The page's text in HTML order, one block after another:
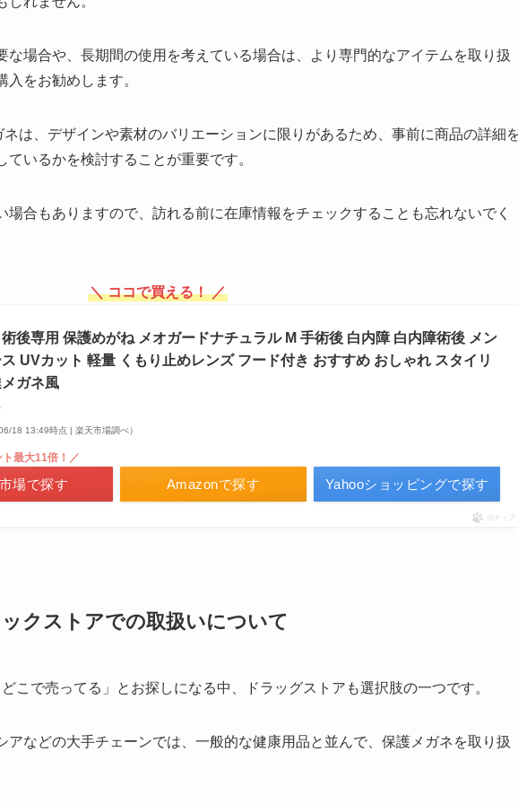
な場合や、長期間の使用を考えている場合は、より専門的なアイテムを取り扱
をお勧めします。
は、デザインや素材のバリエーションに限りがあるため、事前に商品の詳細
いるかを検討することが重要です。
場合もありますので、訪れる前に在庫情報をチェックすることも忘れないでく
＼ ココで買える！ ／
後専用 保護めがね メオガードナチュラル M 手術後 白内障 白内障術後 メン
UVカット 軽量 くもり止めレンズ フード付き おすすめ おしゃれ スタイリ
ガネ風
18 13:49時点 | 楽天市場調べ）
Amazonで探す
ト最大11倍！／
場で探す Yahooショッピングで探す
ポチップ
クストアでの取扱いについて
こで売ってる」とお探しになる中、ドラッグストアも選択肢の一つです。
アなどの大手チェーンでは、一般的な健康用品と並んで、保護メガネを取り扱